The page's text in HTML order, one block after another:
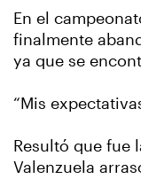
En el
finalmente
ya que se
“Mis
Resultó que fue
Valenzuela